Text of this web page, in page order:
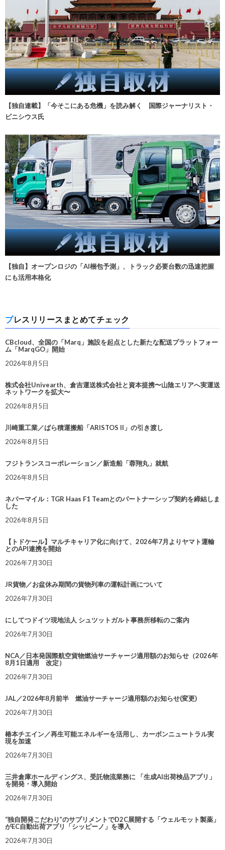
【独自連載】「今そこにある危機」を読み解く 国際ジャーナリスト・
ビニシウス氏
【独自】オープンロジの「AI梱包予測」、トラック必要台数の迅速把握
にも活用本格化
プレスリリースまとめてチェック
CBcloud、全国の「Marq」施設を起点とした新たな配送プラットフォー
ム「MarqGO」開始
2026年8月5日
株式会社Univearth、倉吉運送株式会社と資本提携〜山陰エリアへ実運送
ネットワークを拡大〜
2026年8月5日
川崎重工業／ばら積運搬船「ARISTOS II」の引き渡し
2026年8月5日
フジトランスコーポレーション／新造船「蓉翔丸」就航
2026年8月5日
ネバーマイル：TGR Haas F1 Teamとのパートナーシップ契約を締結しま
した
2026年8月5日
【トドケール】マルチキャリア化に向けて、2026年7月よりヤマト運輸
とのAPI連携を開始
2026年7月30日
JR貨物／お盆休み期間の貨物列車の運転計画について
2026年7月30日
にしてつドイツ現地法人 シュツットガルト事務所移転のご案内
2026年7月30日
NCA／日本発国際航空貨物燃油サーチャージ適用額のお知らせ（2026年
8月1日適用 改定）
2026年7月30日
JAL／2026年8月前半 燃油サーチャージ適用額のお知らせ(変更)
2026年7月30日
椿本チエイン／再生可能エネルギーを活用し、カーボンニュートラル実
現を加速
2026年7月30日
三井倉庫ホールディングス、受託物流業務に 「生成AI出荷検品アプリ」
を開発・導入開始
2026年7月30日
“独自開発こだわり”のサプリメントでD2C展開する「ウェルモット製薬」
がEC自動出荷アプリ「シッピーノ」を導入
2026年7月30日